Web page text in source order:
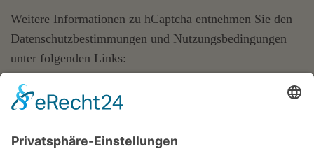
Weitere Informationen zu hCaptcha entnehmen Sie den
Datenschutzbestimmungen und Nutzungsbedingungen
unter folgenden Links:
https://hcaptcha.com/terms
dem „EU-US Data Privacy Framework“ (DPF). Der DPF